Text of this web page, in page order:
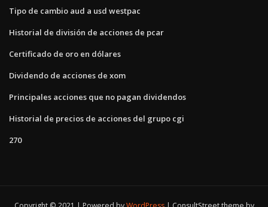
Tipo de cambio aud a usd westpac
Historial de división de acciones de pcar
Certificado de oro en dólares
Dividendo de acciones de xom
Principales acciones que no pagan dividendos
Historial de precios de acciones del grupo cgi
270